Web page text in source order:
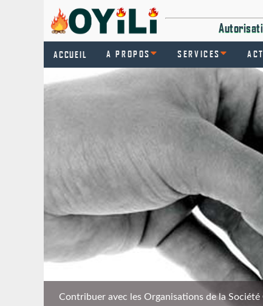
ACCUEIL A PROPOS SERVICES
Contribuer avec les Organisations de la